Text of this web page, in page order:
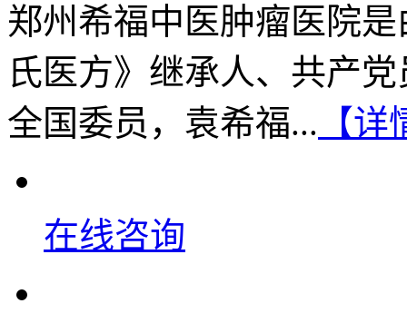
郑州希福中医肿瘤医院
氏医方》继承人、共产
全国委员，袁希福... 【
在线咨询